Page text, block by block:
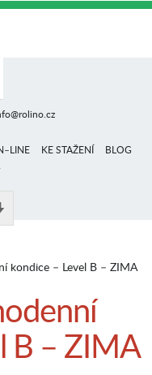
KE STAŽENÍ
BLOG
kondice – Level B – ZIMA
B – ZIMA